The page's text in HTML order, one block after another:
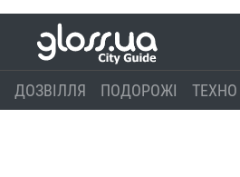
ДОЗВІЛЛЯ ПОДОРОЖІ ТЕХНО